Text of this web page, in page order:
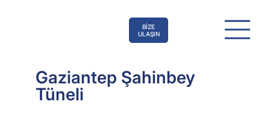
BİZE
ULAŞIN
Gaziantep Şahinbey
Tüneli